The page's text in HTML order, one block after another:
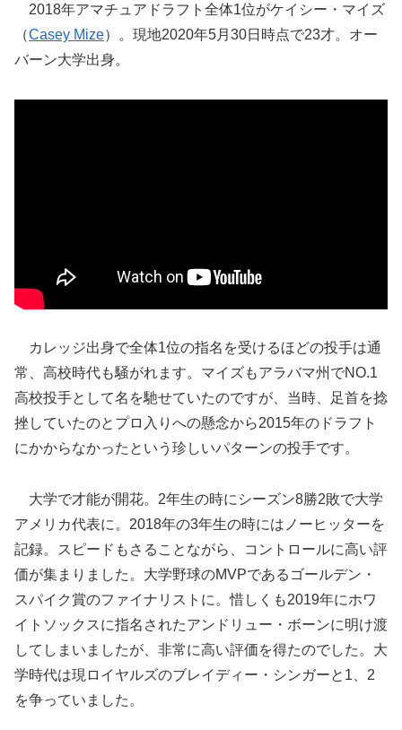
2018年アマチュアドラフト全体1位がケイシー・マイズ
（Casey Mize）。現地2020年5月30日時点で23才。オー
バーン大学出身。
カレッジ出身で全体1位の指名を受けるほどの投手は通
常、高校時代も騒がれます。マイズもアラバマ州でNO.1
高校投手として名を馳せていたのですが、当時、足首を捻
挫していたのとプロ入りへの懸念から2015年のドラフト
にかからなかったという珍しいパターンの投手です。
大学で才能が開花。2年生の時にシーズン8勝2敗で大学
アメリカ代表に。2018年の3年生の時にはノーヒッターを
記録。スピードもさることながら、コントロールに高い評
価が集まりました。大学野球のMVPであるゴールデン・
スパイク賞のファイナリストに。惜しくも2019年にホワ
イトソックスに指名されたアンドリュー・ボーンに明け渡
してしまいましたが、非常に高い評価を得たのでした。大
学時代は現ロイヤルズのブレイディー・シンガーと1、2
を争っていました。